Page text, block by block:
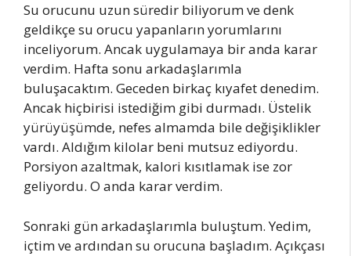
Su orucunu uzun süredir biliyorum ve denk
geldikçe su orucu yapanların yorumlarını
inceliyorum. Ancak uygulamaya bir anda karar
verdim. Hafta sonu arkadaşlarımla
buluşacaktım. Geceden birkaç kıyafet denedim.
Ancak hiçbirisi istediğim gibi durmadı. Üstelik
yürüyüşümde, nefes almamda bile değişiklikler
vardı. Aldığım kilolar beni mutsuz ediyordu.
Porsiyon azaltmak, kalori kısıtlamak ise zor
geliyordu. O anda karar verdim.
Sonraki gün arkadaşlarımla buluştum. Yedim,
içtim ve ardından su orucuna başladım. Açıkçası